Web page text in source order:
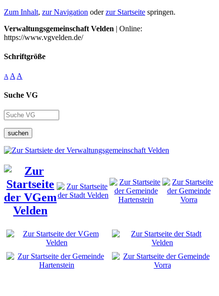
Zum Inhalt, zur Navigation oderzur Startseite springen.
Verwaltungsgemeinschaft Velden | Online:
https://www.vgvelden.de/
Schriftgröße
A A A
Suche VG
suchen